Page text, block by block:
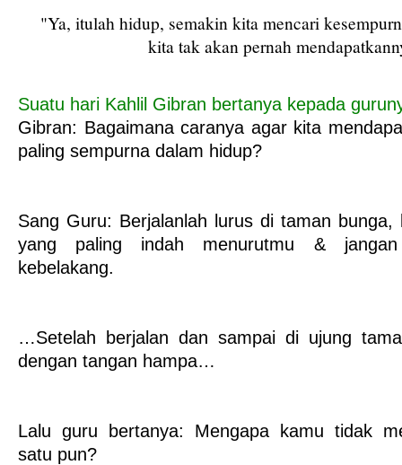
"Ya, itulah hidup, semakin kita mencari
kita tak akan pernah
Suatu hari Kahlil Gibran bertanya kepada
Gibran: Bagaimana caranya agar kita
paling sempurna dalam hidup?
Sang Guru: Berjalanlah lurus di taman bunga,
yang paling indah menurutmu &
kebelakang.
…Setelah berjalan dan sampai di ujung
dengan tangan hampa…
Lalu guru bertanya: Mengapa kamu tidak
satu pun?